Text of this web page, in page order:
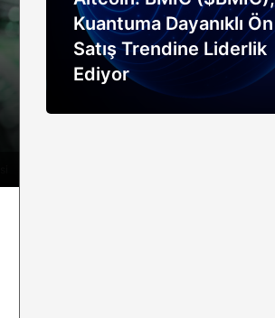
Kuantuma Dayanıklı Ön
Satış Trendine Liderlik
Ediyor